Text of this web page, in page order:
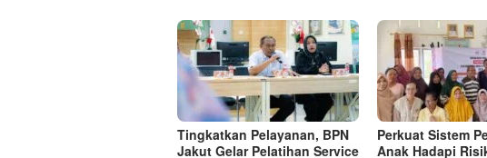
Tingkatkan Pelayanan, BPN
Jakut Gelar Pelatihan Service
Perkuat Sistem
Anak Hadapi